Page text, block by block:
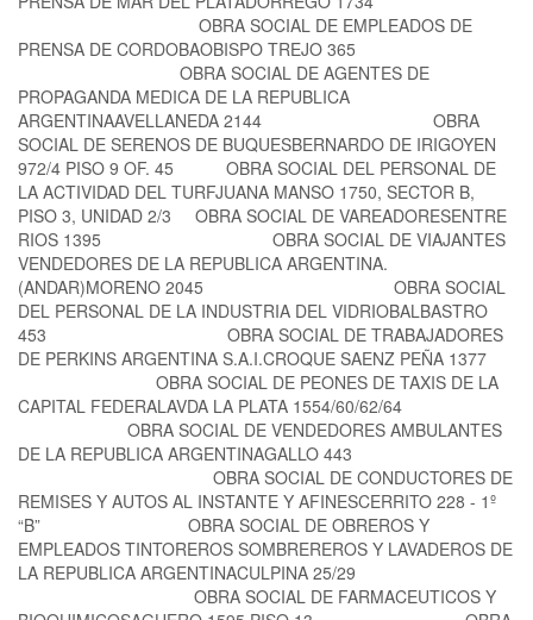
OBRA SOCIAL DE EMPLEADOS DE
PRENSA DE CORDOBAOBISPO TREJO 365
OBRA SOCIAL DE AGENTES DE
PROPAGANDA MEDICA DE LA REPUBLICA
ARGENTINAAVELLANEDA 2144 OBRA
SOCIAL DE SERENOS DE BUQUESBERNARDO DE IRIGOYEN
972/4 PISO 9 OF. 45 OBRA SOCIAL DEL PERSONAL DE
LA ACTIVIDAD DEL TURFJUANA MANSO 1750, SECTOR B,
PISO 3, UNIDAD 2/3 OBRA SOCIAL DE VAREADORESENTRE
RIOS 1395 OBRA SOCIAL DE VIAJANTES
VENDEDORES DE LA REPUBLICA ARGENTINA.
(ANDAR)MORENO 2045 OBRA SOCIAL
DEL PERSONAL DE LA INDUSTRIA DEL VIDRIOBALBASTRO
453 OBRA SOCIAL DE TRABAJADORES
DE PERKINS ARGENTINA S.A.I.CROQUE SAENZ PEÑA 1377
OBRA SOCIAL DE PEONES DE TAXIS DE LA
CAPITAL FEDERALAVDA LA PLATA 1554/60/62/64
OBRA SOCIAL DE VENDEDORES AMBULANTES
DE LA REPUBLICA ARGENTINAGALLO 443
OBRA SOCIAL DE CONDUCTORES DE
REMISES Y AUTOS AL INSTANTE Y AFINESCERRITO 228 - 1º
“B” OBRA SOCIAL DE OBREROS Y
EMPLEADOS TINTOREROS SOMBREREROS Y LAVADEROS DE
LA REPUBLICA ARGENTINACULPINA 25/29
OBRA SOCIAL DE FARMACEUTICOS Y